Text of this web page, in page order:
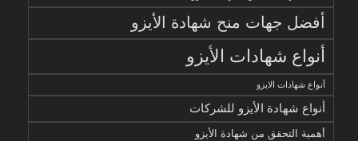
أفضل جهات منح شهادة الأيزو
أنواع شهادات الأيزو
أنواع شهادات الايزو
أنواع شهادة الأيزو للشركات
أهمية التحقق من شهادة الأيزو